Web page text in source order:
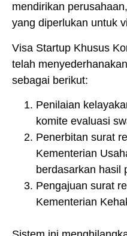
mendirikan
yang diperlukan untuk
Visa Startup Khusus
telah
sebagai berikut:
Penilaian
komite evaluasi
Penerbitan surat
Kementerian
berdasarkan hasil
Pengajuan surat
Kementerian